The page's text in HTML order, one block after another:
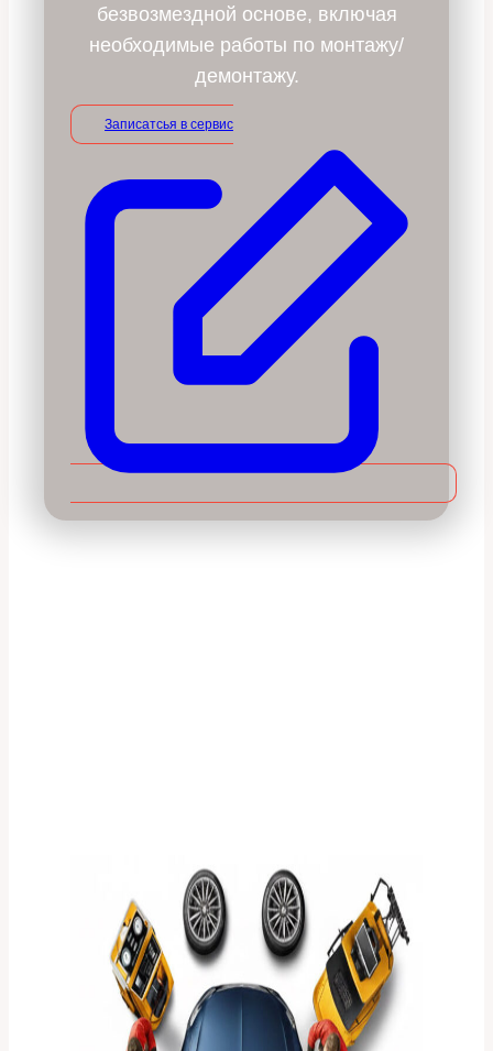
безвозмездной основе, включая
необходимые работы по монтажу/
демонтажу.
Записатсья в сервис